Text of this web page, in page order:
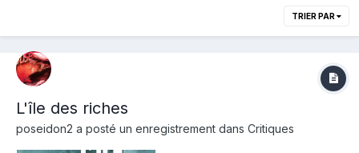
TRIER PAR
L'île des riches
poseidon2 a posté un enregistrement dans Critiques